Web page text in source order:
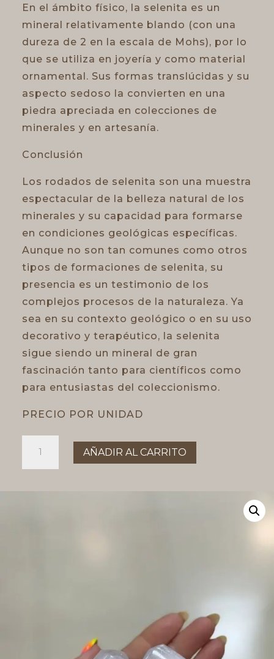
En el ámbito físico, la selenita es un
mineral relativamente blando (con una
dureza de 2 en la escala de Mohs), por lo
que se utiliza en joyería y como material
ornamental. Sus formas translúcidas y su
aspecto sedoso la convierten en una
piedra apreciada en colecciones de
minerales y en artesanía.
Conclusión
Los rodados de selenita son una muestra
espectacular de la belleza natural de los
minerales y su capacidad para formarse
en condiciones geológicas específicas.
Aunque no son tan comunes como otros
tipos de formaciones de selenita, su
presencia es un testimonio de los
complejos procesos de la naturaleza. Ya
sea en su contexto geológico o en su uso
decorativo y terapéutico, la selenita
sigue siendo un mineral de gran
fascinación tanto para científicos como
para entusiastas del coleccionismo.
PRECIO POR UNIDAD
selenita
AÑADIR AL CARRITO